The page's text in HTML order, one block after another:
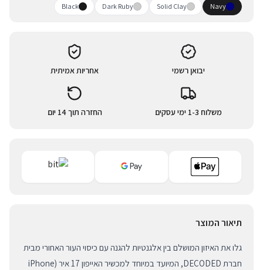
Navy
Solid Clay
Dark Ruby
Black
יבואן רשמי אחריות אמיתית
משלוח 1-3 ימי עסקים החזרה תוך 14 יום
תיאור המוצר
גלו את האיזון המושלם בין אלגנטיות להגנה עם כיסוי העור האחורי מבית
חברת DECODED, המיועד במיוחד למכשיר האייפון 17 איר (iPhone